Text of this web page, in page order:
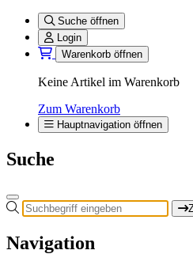
Suche öffnen
Login
Warenkorb öffnen
Keine Artikel im Warenkorb
Zum Warenkorb
Hauptnavigation öffnen
Suche
Navigation